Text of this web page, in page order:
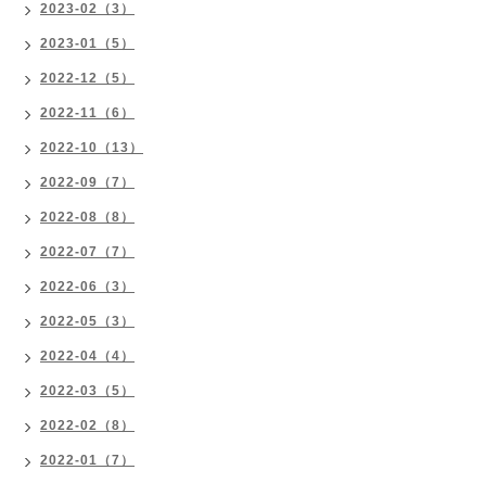
2023-02（3）
2023-01（5）
2022-12（5）
2022-11（6）
2022-10（13）
2022-09（7）
2022-08（8）
2022-07（7）
2022-06（3）
2022-05（3）
2022-04（4）
2022-03（5）
2022-02（8）
2022-01（7）